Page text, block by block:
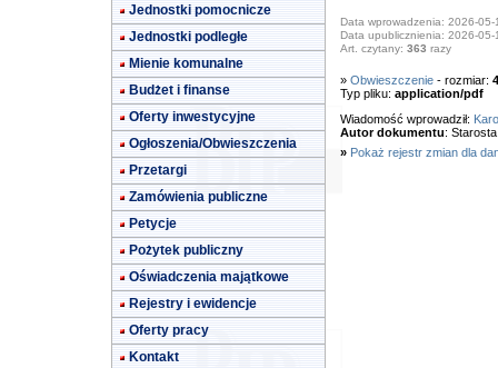
Jednostki pomocnicze
Jednostki podległe
Mienie komunalne
Budżet i finanse
Oferty inwestycyjne
Ogłoszenia/Obwieszczenia
Przetargi
Zamówienia publiczne
Petycje
Pożytek publiczny
Oświadczenia majątkowe
Rejestry i ewidencje
Oferty pracy
Kontakt
Data wprowadzenia: 2026-05-
Data upublicznienia: 2026-05-
Art. czytany: 363 razy
» Obwieszczenie - rozmiar:
Typ pliku: application/pdf
Wiadomość wprowadził:
Autor dokumentu:
» Pokaż rejestr zmian dla